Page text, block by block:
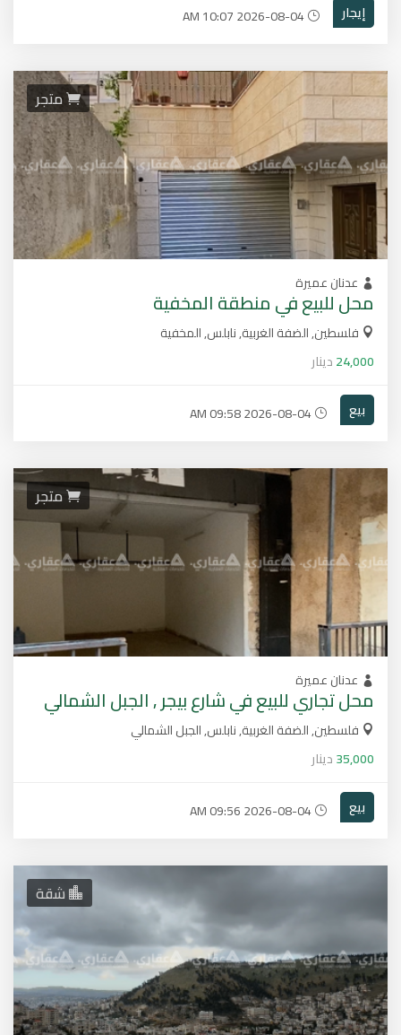
إيجار
متجر
عدنان عميرة
محل للبيع في منطقة المخفية
فلسطين, الضفة الغربية, نابلس, المخفية
24,000دينار
بيع
متجر
عدنان عميرة
محل تجاري للبيع في شارع بيجر , الجبل الشمالي
فلسطين, الضفة الغربية, نابلس, الجبل الشمالي
35,000دينار
بيع
شقة